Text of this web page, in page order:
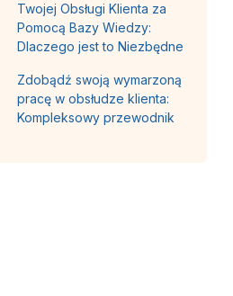
Twojej Obsługi Klienta za
Pomocą Bazy Wiedzy:
Dlaczego jest to Niezbędne
Zdobądź swoją wymarzoną
pracę w obsłudze klienta:
Kompleksowy przewodnik